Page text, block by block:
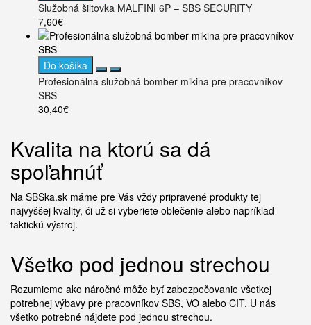
Služobná šiltovka MALFINI 6P – SBS SECURITY
7,60€
Do košíka
Profesionálna služobná bomber mikina pre pracovníkov
SBS
30,40€
Kvalita na ktorú sa dá
spoľahnúť
Na SBSka.sk máme pre Vás vždy pripravené produkty tej
najvyššej kvality, či už si vyberiete oblečenie alebo napríklad
taktickú výstroj.
Všetko pod jednou strechou
Rozumieme ako náročné môže byť zabezpečovanie všetkej
potrebnej výbavy pre pracovníkov SBS, VO alebo CIT. U nás
všetko potrebné nájdete pod jednou strechou.